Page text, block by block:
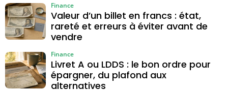
Valeur d’un billet en francs : état,
rareté et erreurs à éviter avant de
vendre
Finance
Livret A ou LDDS : le bon ordre pour
épargner, du plafond aux
alternatives
Finance